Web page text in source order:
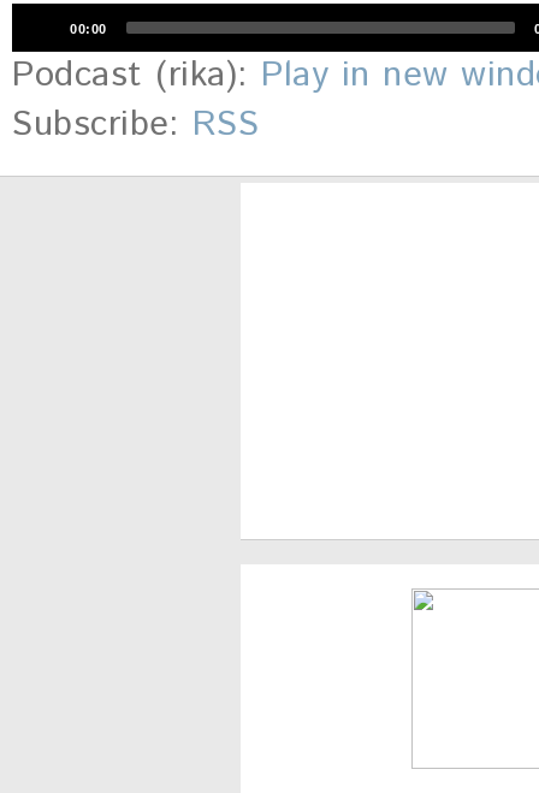
プ
レ
ヤ
00:00
Podcast (rika): Play in new
Subscribe: RSS